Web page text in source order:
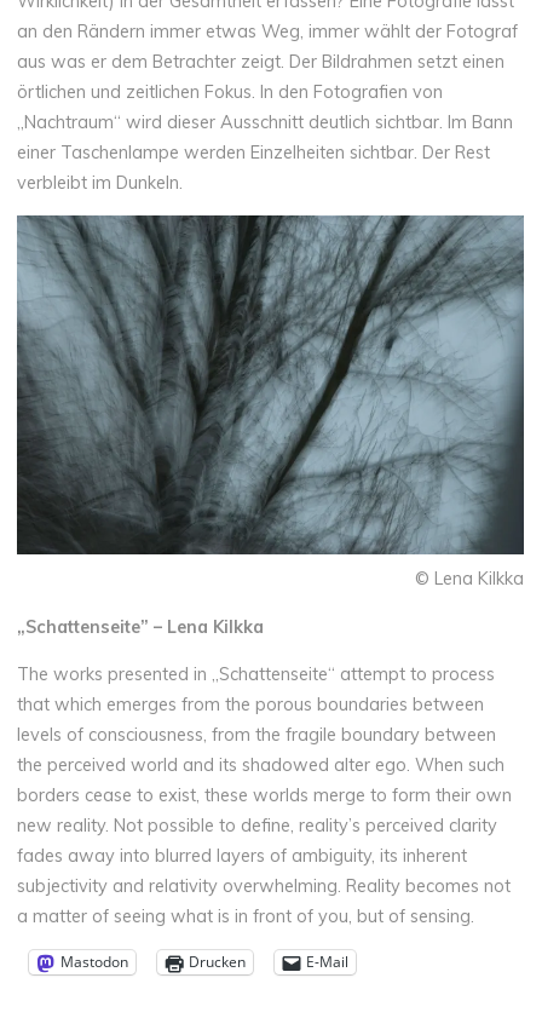
an den Rändern immer etwas Weg, immer wählt der Fotograf
aus was er dem Betrachter zeigt. Der Bildrahmen setzt einen
örtlichen und zeitlichen Fokus. In den Fotografien von
„Nachtraum“ wird dieser Ausschnitt deutlich sichtbar. Im Bann
einer Taschenlampe werden Einzelheiten sichtbar. Der Rest
verbleibt im Dunkeln.
© Lena Kilkka
„Schattenseite” – Lena Kilkka
The works presented in „Schattenseite“ attempt to process
that which emerges from the porous boundaries between
levels of consciousness, from the fragile boundary between
the perceived world and its shadowed alter ego. When such
borders cease to exist, these worlds merge to form their own
new reality. Not possible to define, reality’s perceived clarity
fades away into blurred layers of ambiguity, its inherent
subjectivity and relativity overwhelming. Reality becomes not
a matter of seeing what is in front of you, but of sensing.
Mastodon Drucken E-Mail